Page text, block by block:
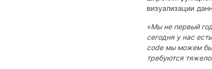
визуализации
«Мы не первый
сегодня у нас
code мы можем
требуются